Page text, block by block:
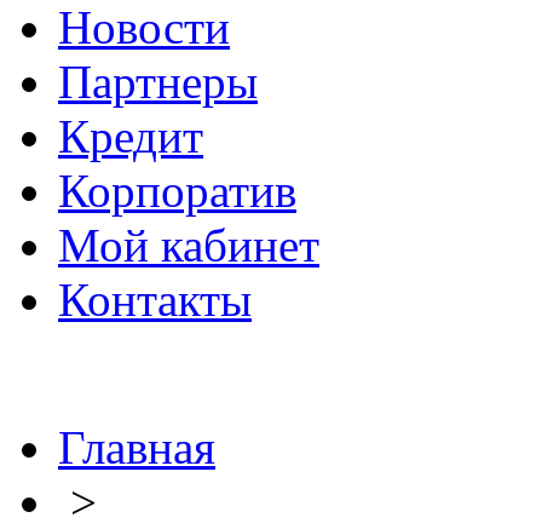
Новости
Партнеры
Кредит
Корпоратив
Мой кабинет
Контакты
Главная
>